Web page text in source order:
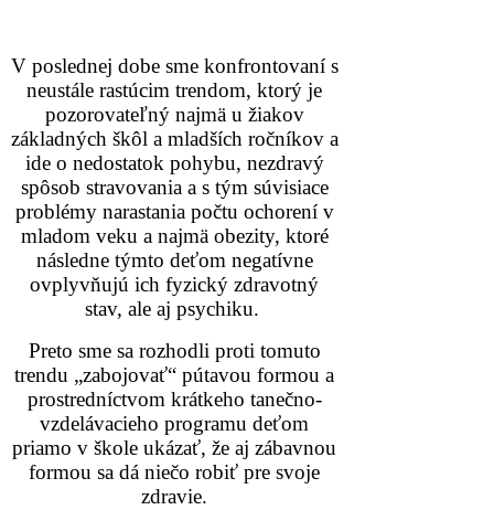
V poslednej dobe sme konfrontovaní s
neustále rastúcim trendom, ktorý je
pozorovateľný najmä u žiakov
základných škôl a mladších ročníkov a
ide o nedostatok pohybu, nezdravý
spôsob stravovania a s tým súvisiace
problémy narastania počtu ochorení v
mladom veku a najmä obezity, ktoré
následne týmto deťom negatívne
ovplyvňujú ich fyzický zdravotný
stav, ale aj psychiku.
Preto sme sa rozhodli proti tomuto
trendu „zabojovať“ pútavou formou a
prostredníctvom krátkeho tanečno-
vzdelávacieho programu deťom
priamo v škole ukázať, že aj zábavnou
formou sa dá niečo robiť pre svoje
zdravie.